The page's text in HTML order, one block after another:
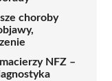
choroby
NFZ –